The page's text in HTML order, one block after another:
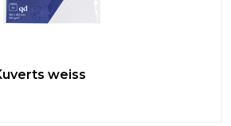
weiss